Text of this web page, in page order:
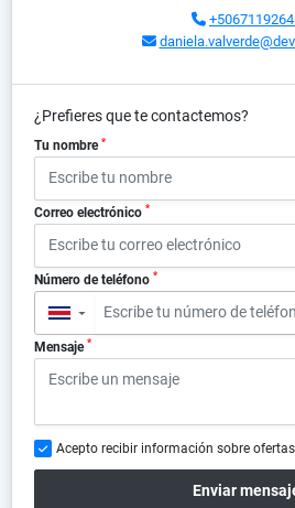
¿Prefieres que te contactemos?
Tu nombre *
Correo electrónico *
Número de teléfono *
▼
Mensaje *
Acepto recibir información sobre
Enviar